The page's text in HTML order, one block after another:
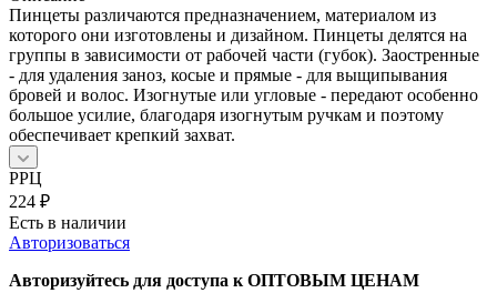
Пинцеты различаются предназначением, материалом из
которого они изготовлены и дизайном. Пинцеты делятся на
группы в зависимости от рабочей части (губок). Заостренные
- для удаления заноз, косые и прямые - для выщипывания
бровей и волос. Изогнутые или угловые - передают особенно
большое усилие, благодаря изогнутым ручкам и поэтому
обеспечивает крепкий захват.
РРЦ
224 ₽
Есть в наличии
Авторизоваться
Авторизуйтесь для доступа к ОПТОВЫМ ЦЕНАМ